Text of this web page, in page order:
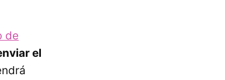
de
el